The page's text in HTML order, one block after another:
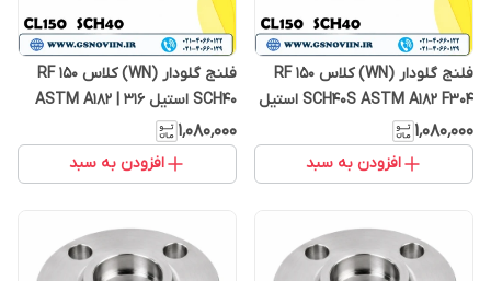
فلنج گلودار (WN) کلاس 150 RF
SCH40S ASTM A182 F304 استیل
304
۱٬۰۸۰٬۰۰۰
افزودن به سبد
فلنج گلودار (WN) کلاس 150 RF
SCH40 استیل 316 | ASTM A182
F316
۱٬۰۸۰٬۰۰۰
افزودن به سبد